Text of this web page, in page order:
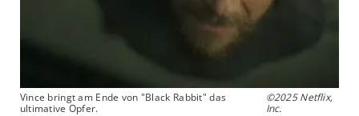
Vince bringt am Ende von "Black Rabbit" das
ultimative Opfer.
©2025 Netflix,
Inc.